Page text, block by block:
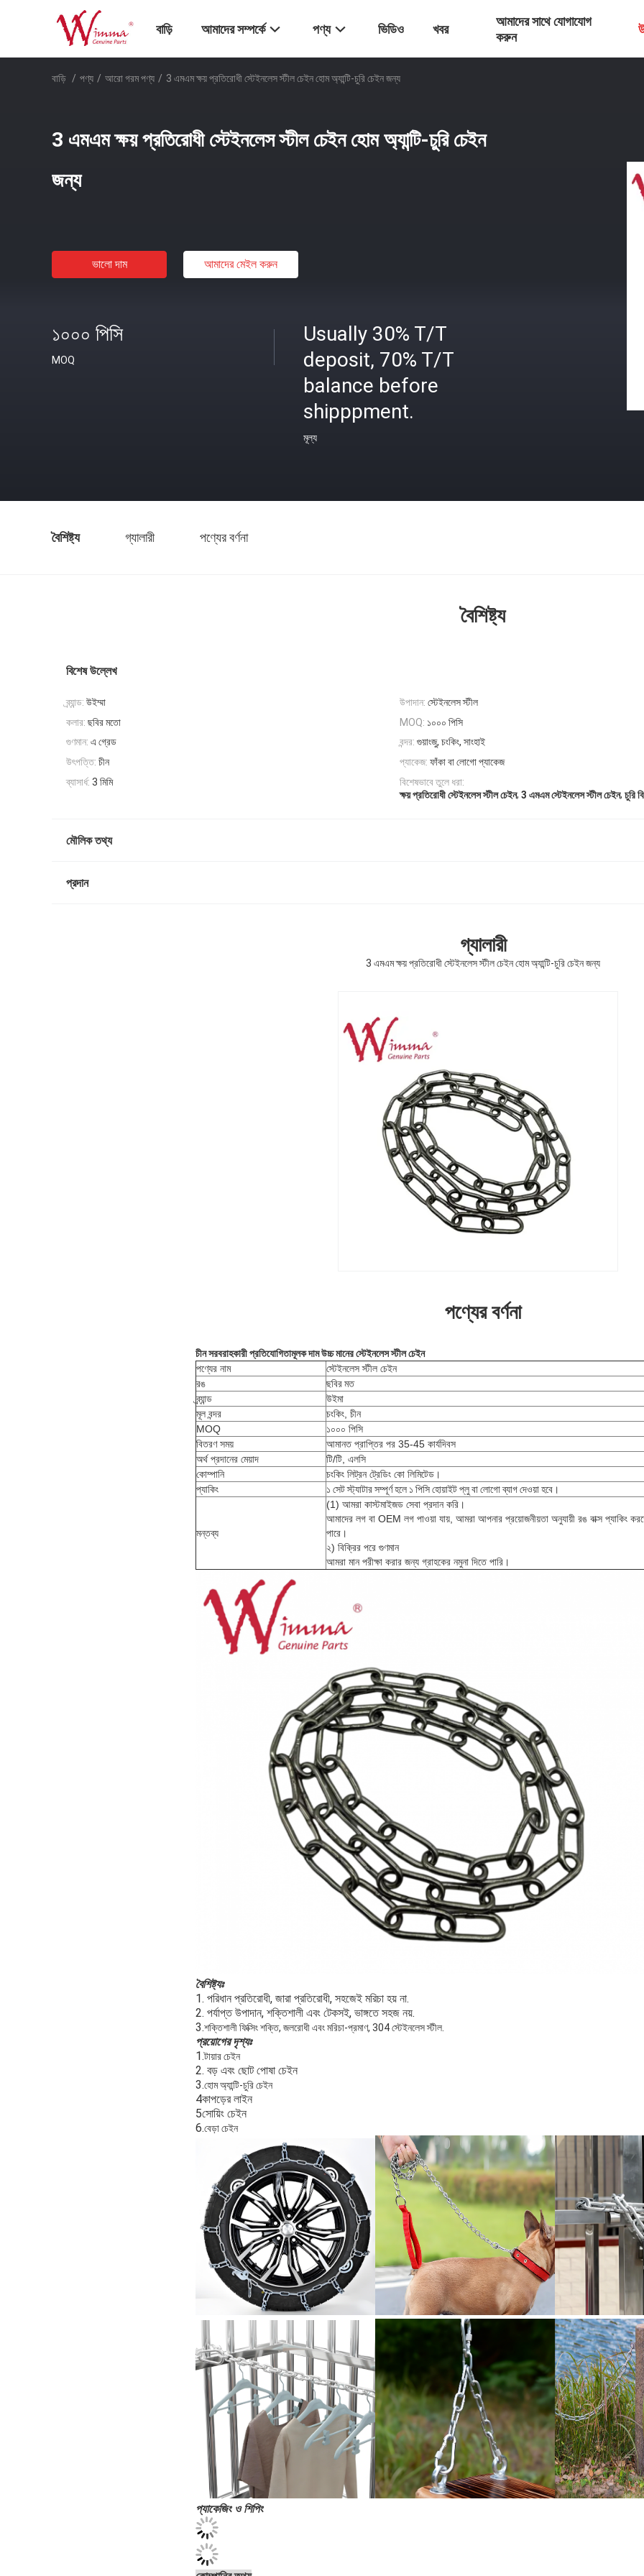
বাড়ি আমাদের সম্পর্কে পণ্য ভিডিও খবর
আমাদের সাথে যোগাযোগ
করুন
বাড়ি / পণ্য / আরো গরম পণ্য / 3 এমএম ক্ষয় প্রতিরোধী স্টেইনলেস স্টীল চেইন হোম অ্যান্টি-চুরি চেইন জন্য
3 এমএম ক্ষয় প্রতিরোধী স্টেইনলেস স্টীল চেইন হোম অ্যান্টি-চুরি চেইন
জন্য
ভালো দাম আমাদের মেইল ​​করুন
১০০০ পিসি
MOQ
Usually 30% T/T
deposit, 70% T/T
balance before
shipppment.
মূল্য
বৈশিষ্ট্য গ্যালারী পণ্যের বর্ণনা
বৈশিষ্ট্য
বিশেষ উল্লেখ
ব্র্যান্ড: উইম্মা উপাদান: স্টেইনলেস স্টীল
কলার: ছবির মতো MOQ: ১০০০ পিসি
গুণমান: এ গ্রেড বন্দর: গুয়াংজু, চংকিং, সাংহাই
উৎপত্তি: চীন প্যাকেজ: ফাঁকা বা লোগো প্যাকেজ
ব্যাসার্ধ: 3 মিমি
বিশেষভাবে তুলে ধরা:
ক্ষয় প্রতিরোধী স্টেইনলেস স্টীল চেইন, 3 এমএম স্টেইনলেস স্টীল চেইন, চুরি
মৌলিক তথ্য
প্রদান
গ্যালারী
3 এমএম ক্ষয় প্রতিরোধী স্টেইনলেস স্টীল চেইন হোম অ্যান্টি-চুরি চেইন জন্য
পণ্যের বর্ণনা
চীন সরবরাহকারী প্রতিযোগিতামূলক দাম উচ্চ মানের স্টেইনলেস স্টীল চেইন
পণ্যের নাম
স্টেইনলেস স্টীল চেইন
রঙ
ছবির মত
ব্র্যান্ড
উইমা
মূল বন্দর
চংকিং, চীন
MOQ
১০০০ পিসি
বিতরণ সময়
আমানত প্রাপ্তির পর 35-45 কার্যদিবস
অর্থ প্রদানের মেয়াদ
টি/টি, এলসি
কোম্পানি
চংকিং লিট্রন ট্রেডিং কো লিমিটেড।
প্যাকিং
১ সেট স্ট্যাটার সম্পূর্ণ হলে ১ পিসি হোয়াইট প্লু বা লোগো ব্যাগ দেওয়া হবে।
মন্তব্য
(1) আমরা কাস্টমাইজড সেবা প্রদান করি।
আমাদের লগ বা OEM লগ পাওয়া যায়, আমরা আপনার প্রয়োজনীয়তা অনুযায়ী রঙ বাক্স প্যাকিং
পারে।
২) বিক্রির পরে গুণমান
আমরা মান পরীক্ষা করার জন্য গ্রাহকের নমুনা দিতে পারি।
বৈশিষ্ট্যঃ
1. পরিধান প্রতিরোধী, জারা প্রতিরোধী, সহজেই মরিচা হয় না.
2. পর্যাপ্ত উপাদান, শক্তিশালী এবং টেকসই, ভাঙ্গতে সহজ নয়.
3.শক্তিশালী ফিক্সিং শক্তি, জলরোধী এবং মরিচা-প্রমাণ, 304 স্টেইনলেস স্টীল.
প্রয়োগের দৃশ্যঃ
1.টায়ার চেইন
2. বড় এবং ছোট পোষা চেইন
3.হোম অ্যান্টি-চুরি চেইন
4কাপড়ের লাইন
5সোয়িং চেইন
6.বেড়া চেইন
প্যাকেজিং ও শিপিং